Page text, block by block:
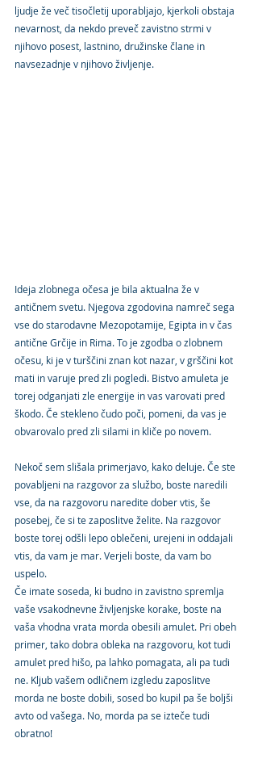
ljudje že več tisočletij uporabljajo, kjerkoli obstaja
nevarnost, da nekdo preveč zavistno strmi v
njihovo posest, lastnino, družinske člane in
navsezadnje v njihovo življenje.
Ideja zlobnega očesa je bila aktualna že v
antičnem svetu. Njegova zgodovina namreč sega
vse do starodavne Mezopotamije, Egipta in v čas
antične Grčije in Rima. To je zgodba o zlobnem
očesu, ki je v turščini znan kot nazar, v grščini kot
mati in varuje pred zli pogledi. Bistvo amuleta je
torej odganjati zle energije in vas varovati pred
škodo. Če stekleno čudo poči, pomeni, da vas je
obvarovalo pred zli silami in kliče po novem.
Nekoč sem slišala primerjavo, kako deluje. Če ste
povabljeni na razgovor za službo, boste naredili
vse, da na razgovoru naredite dober vtis, še
posebej, če si te zaposlitve želite. Na razgovor
boste torej odšli lepo oblečeni, urejeni in oddajali
vtis, da vam je mar. Verjeli boste, da vam bo
uspelo.
Če imate soseda, ki budno in zavistno spremlja
vaše vsakodnevne življenjske korake, boste na
vaša vhodna vrata morda obesili amulet. Pri obeh
primer, tako dobra obleka na razgovoru, kot tudi
amulet pred hišo, pa lahko pomagata, ali pa tudi
ne. Kljub vašem odličnem izgledu zaposlitve
morda ne boste dobili, sosed bo kupil pa še boljši
avto od vašega. No, morda pa se izteče tudi
obratno!